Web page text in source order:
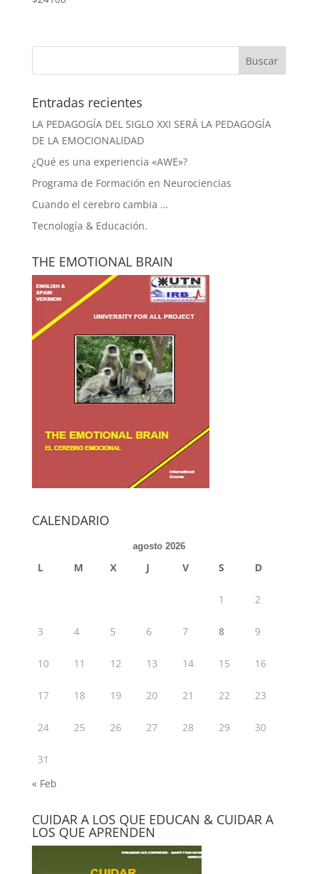
Entradas recientes
LA PEDAGOGÍA DEL SIGLO XXI SERÁ LA PEDAGOGÍA
DE LA EMOCIONALIDAD
¿Qué es una experiencia «AWE»?
Programa de Formación en Neurociencias
Cuando el cerebro cambia …
Tecnología & Educación.
THE EMOTIONAL BRAIN
CALENDARIO
agosto 2026
L M X J V S D
1 2
3 4 5 6 7 8 9
10 11 12 13 14 15 16
17 18 19 20 21 22 23
24 25 26 27 28 29 30
31
« Feb
CUIDAR A LOS QUE EDUCAN & CUIDAR A
LOS QUE APRENDEN